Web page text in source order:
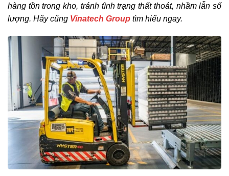
hàng tồn trong kho, tránh tình trạng thất thoát, nhầm lẫn số
lượng. Hãy cũng Vinatech Group tìm hiểu ngay.